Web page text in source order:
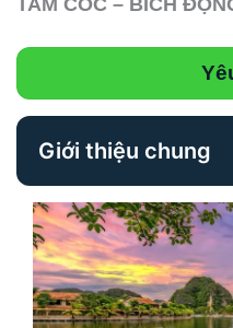
TAM CỐC – BÍCH
Giới thiệu chung